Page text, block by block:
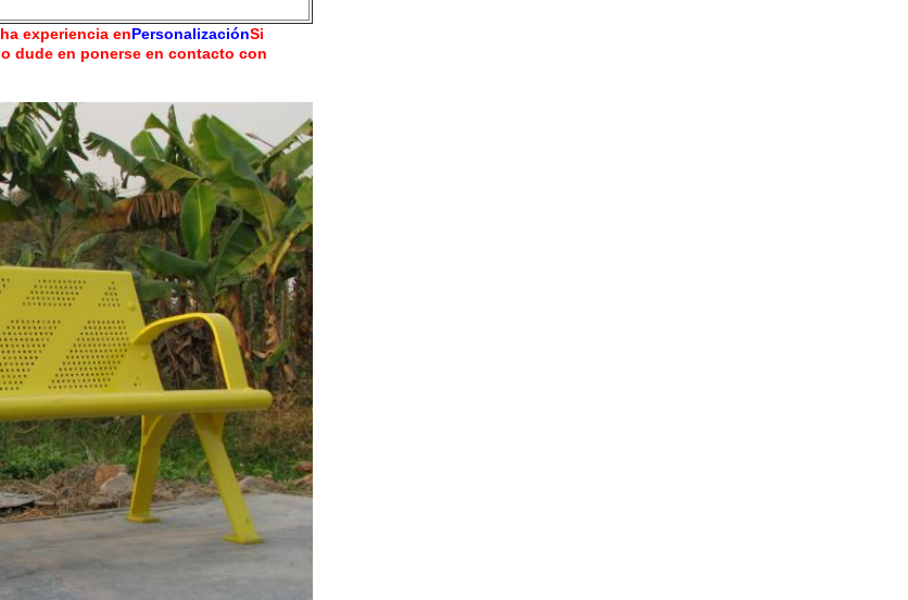
experiencia enPersonalizaciónSi
dude en ponerse en contacto con